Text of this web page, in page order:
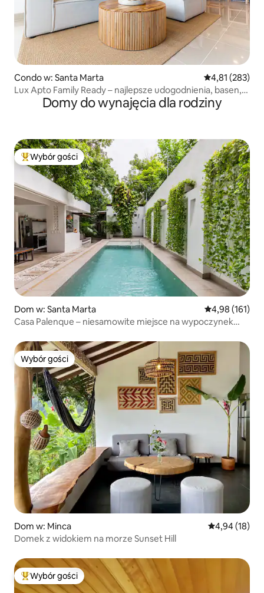
Condo w: Santa Marta Średnia
4,81 (283)
Lux Apto Family Ready – najlepsze udogodnienia, basen,
siłownia, plaża
Domy do wynajęcia dla rodziny
Najpopularniejsze z kategorii Wybór gości
Wybór gości
Dom w: Santa Marta Średnia
4,98 (161)
Casa Palenque – niesamowite miejsce na wypoczynek
Wybór gości
Wybór gości
Dom w: Minca Średnia
4,94 (18)
Domek z widokiem na morze Sunset Hill
Najpopularniejsze z kategorii Wybór gości
Wybór gości